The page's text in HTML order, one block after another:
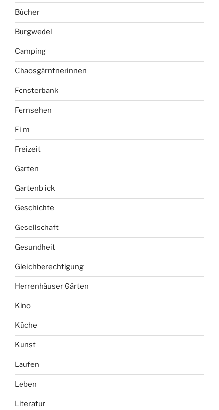
Bücher
Burgwedel
Camping
Chaosgärntnerinnen
Fensterbank
Fernsehen
Film
Freizeit
Garten
Gartenblick
Geschichte
Gesellschaft
Gesundheit
Gleichberechtigung
Herrenhäuser Gärten
Kino
Küche
Kunst
Laufen
Leben
Literatur